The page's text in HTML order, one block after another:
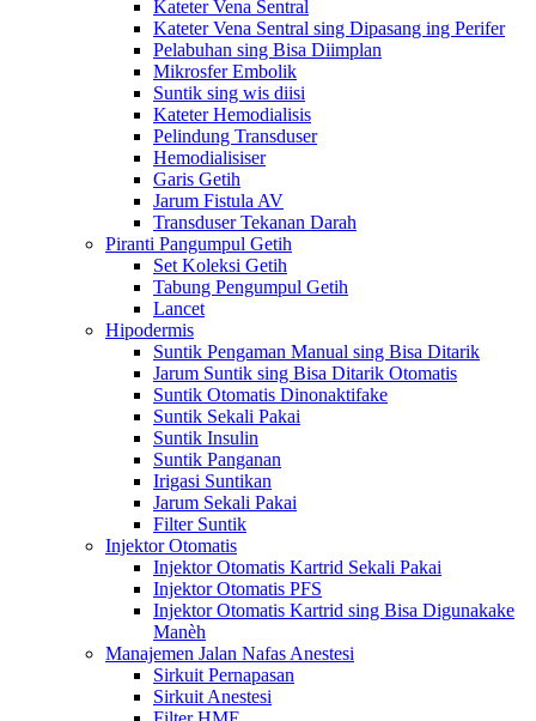
Kateter Vena Sentral
Kateter Vena Sentral sing Dipasang ing Perifer
Pelabuhan sing Bisa Diimplan
Mikrosfer Embolik
Suntik sing wis diisi
Kateter Hemodialisis
Pelindung Transduser
Hemodialisiser
Garis Getih
Jarum Fistula AV
Transduser Tekanan Darah
Piranti Pangumpul Getih
Set Koleksi Getih
Tabung Pengumpul Getih
Lancet
Hipodermis
Suntik Pengaman Manual sing Bisa Ditarik
Jarum Suntik sing Bisa Ditarik Otomatis
Suntik Otomatis Dinonaktifake
Suntik Sekali Pakai
Suntik Insulin
Suntik Panganan
Irigasi Suntikan
Jarum Sekali Pakai
Filter Suntik
Injektor Otomatis
Injektor Otomatis Kartrid Sekali Pakai
Injektor Otomatis PFS
Injektor Otomatis Kartrid sing Bisa Digunakake
Manèh
Manajemen Jalan Nafas Anestesi
Sirkuit Pernapasan
Sirkuit Anestesi